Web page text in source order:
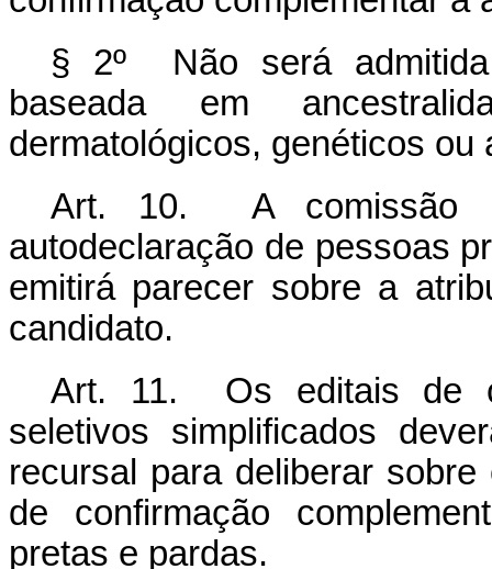
§ 2º Não será
baseada em
dermatológicos, genéticos ou
Art. 10. A comissão
autodeclaração de pessoas
emitirá parecer sobre a
candidato.
Art. 11. Os editais de
seletivos simplificados
recursal para deliberar
de confirmação
pretas e pardas.